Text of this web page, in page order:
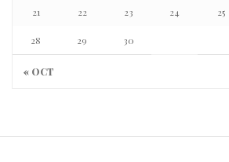
« OCT
21 22 23 24 25
28 29 30